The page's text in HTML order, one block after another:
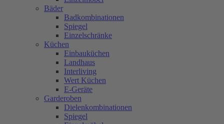
Bäder
Badkombinationen
Spiegel
Einzelschränke
Küchen
Einbauküchen
Landhaus
Interliving
Wert Küchen
E-Geräte
Garderoben
Dielenkombinationen
Spiegel